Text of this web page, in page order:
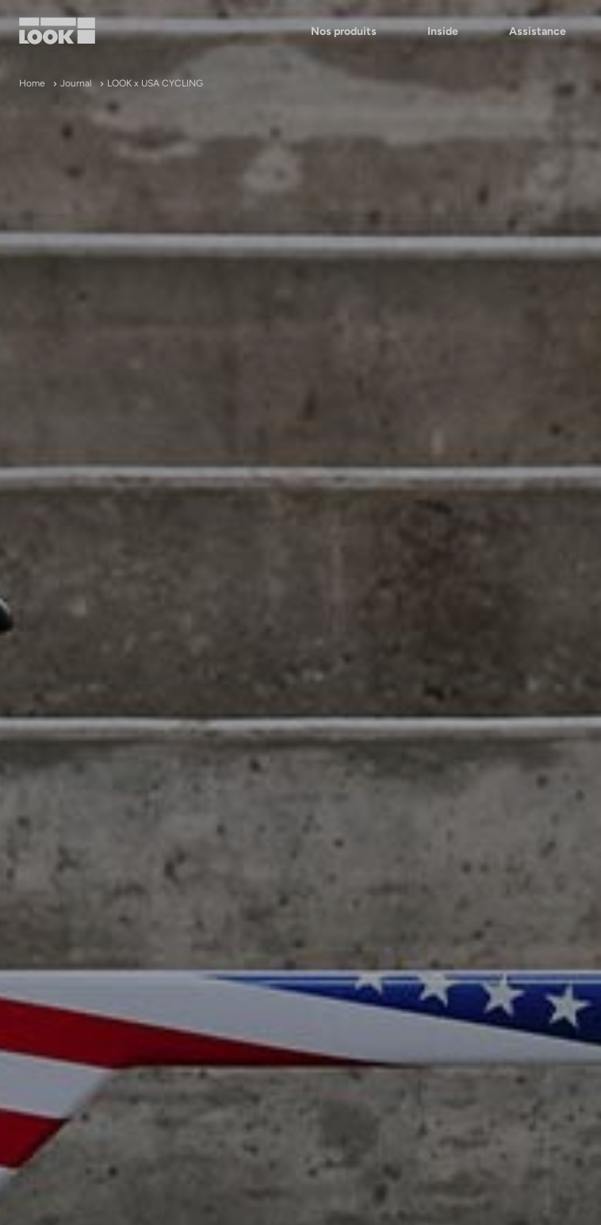
Nos produits Inside Assistance
FR
Home Journal LOOK x USA CYCLING